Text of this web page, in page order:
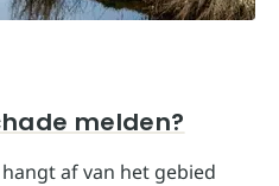
melden?
af van het gebied